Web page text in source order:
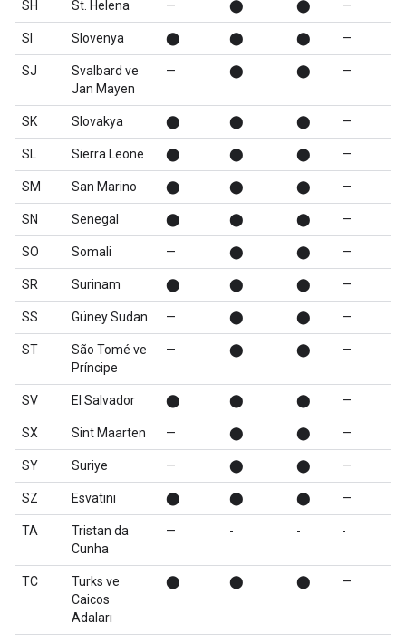
SH St. Helena — ⬤ ⬤ —
SI Slovenya ⬤ ⬤ ⬤ —
SJ
Svalbard ve
Jan Mayen
— ⬤ ⬤ —
SK Slovakya ⬤ ⬤ ⬤ —
SL Sierra Leone ⬤ ⬤ ⬤ —
SM San Marino ⬤ ⬤ ⬤ —
SN Senegal ⬤ ⬤ ⬤ —
SO Somali — ⬤ ⬤ —
SR Surinam ⬤ ⬤ ⬤ —
SS Güney Sudan — ⬤ ⬤ —
ST
São Tomé ve
Príncipe
— ⬤ ⬤ —
SV El Salvador ⬤ ⬤ ⬤ —
SX Sint Maarten — ⬤ ⬤ —
SY Suriye — ⬤ ⬤ —
SZ Esvatini ⬤ ⬤ ⬤ —
TA
Tristan da
Cunha
— - - -
TC
Turks ve
Caicos
Adaları
⬤ ⬤ ⬤ —